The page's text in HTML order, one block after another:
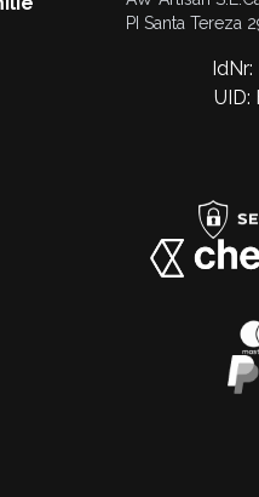
PI Santa Tereza
UID: